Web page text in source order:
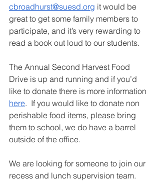
cbroadhurst@suesd.org it would be
great to get some family members to
participate, and it’s very rewarding to
read a book out loud to our students.
The Annual Second Harvest Food
Drive is up and running and if you’d
like to donate there is more information
here.  If you would like to donate non
perishable food items, please bring
them to school, we do have a barrel
outside of the office.
We are looking for someone to join our
recess and lunch supervision team.